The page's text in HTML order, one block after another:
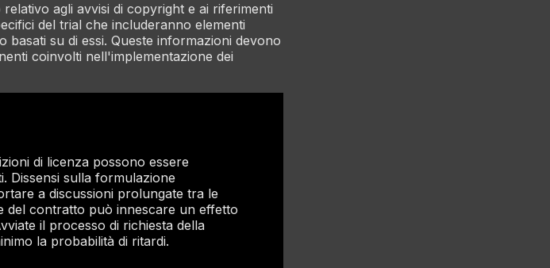
agli avvisi di copyright e ai riferimenti
del trial che includeranno elementi
su di essi. Queste informazioni devono
coinvolti nell'implementazione dei
di licenza possono essere
Dissensi sulla formulazione
a discussioni prolungate tra le
del contratto può innescare un effetto
il processo di richiesta della
la probabilità di ritardi.